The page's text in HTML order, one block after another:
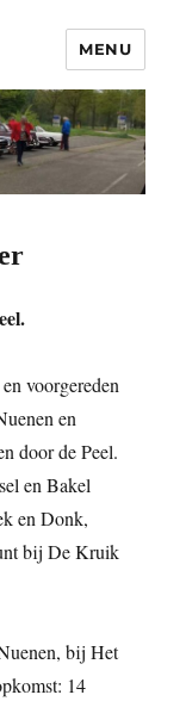
Nuenen
MENU
voorgereden
en
door de Peel.
en Bakel
en Donk,
bij De Kruik
bij Het
14